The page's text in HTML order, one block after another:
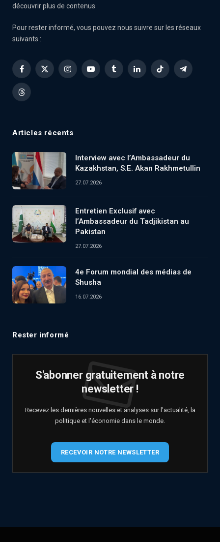
découvrir plus de contenus.
Pour rester informé, vous pouvez nous suivre sur les réseaux
suivants :
Facebook
X
InstagramYouTubeTumblrLinkedInTikTok Telegram
Threads
Articles récents
Interview avec l’Ambassadeur du
Kazakhstan, S.E. Akan Rakhmetullin
27.07.2026
Entretien Exclusif avec
l’Ambassadeur du Tadjikistan au
Pakistan
27.07.2026
4e Forum mondial des médias de
Shusha
16.07.2026
Rester informé
S'abonner gratuitement à notre
newsletter !
Recevez les dernières nouvelles et analyses sur l'actualité, la
politique et l'économie dans le monde.
RECEVOIR NOTRE NEWSLETTER